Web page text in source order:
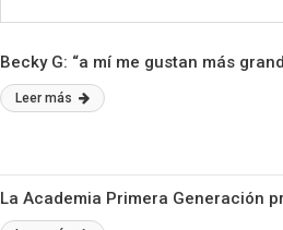
Becky G: “a mí me gustan más
Leer más
La Academia Primera Generación